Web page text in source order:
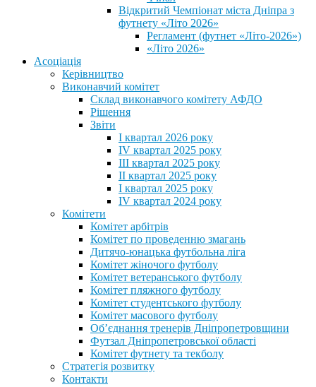
Відкритий Чемпіонат міста Дніпра з
футнету «Літо 2026»
Регламент (футнет «Літо-2026»)
«Літо 2026»
Асоціація
Керівництво
Виконавчий комітет
Склад виконавчого комітету АФДО
Рішення
Звіти
I квартал 2026 року
IV квартал 2025 року
III квартал 2025 року
II квартал 2025 року
I квартал 2025 року
IV квартал 2024 року
Комітети
Комітет арбітрів
Комітет по проведенню змагань
Дитячо-юнацька футбольна ліга
Комітет жіночого футболу
Комітет ветеранського футболу
Комітет пляжного футболу
Комітет студентського футболу
Комітет масового футболу
Обʼєднання тренерів Дніпропетровщини
Футзал Дніпропетровської області
Комітет футнету та текболу
Стратегія розвитку
Контакти